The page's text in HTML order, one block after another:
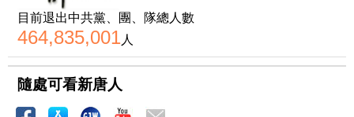
目前退出中共黨、團、隊總人數
464,835,001人
隨處可看新唐人